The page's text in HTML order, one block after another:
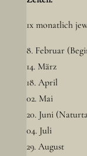
1x monatlich
8. Februar
14. März
18. April
02. Mai
20. Juni
04. Juli
29. August